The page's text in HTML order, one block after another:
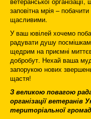
заповітна мрія –
щасливими.
У ваш ювілей хочемо
радувати душу
щедрим на приємні
добробут. Нехай ваша
запорукою нових
щастя!
З великою повагою
організації ветеранів
територіальної